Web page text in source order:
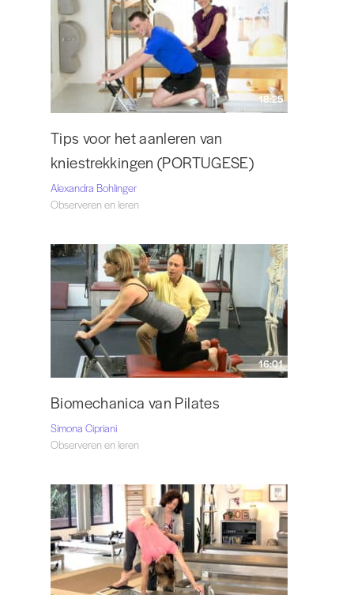
18:25
Tips voor het aanleren van
kniestrekkingen (PORTUGESE)
Alexandra Bohlinger
Observeren en leren
16:01
Biomechanica van Pilates
Simona Cipriani
Observeren en leren